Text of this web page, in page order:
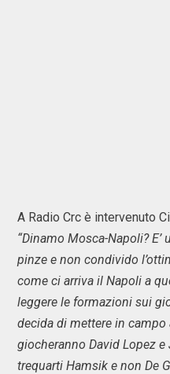
A Radio Crc è intervenuto
“Dinamo Mosca-Napoli?
pinze e non condivido
come ci arriva il Napoli a
leggere le formazioni sui
decida di mettere in
giocheranno David Lopez
trequarti Hamsik e non De